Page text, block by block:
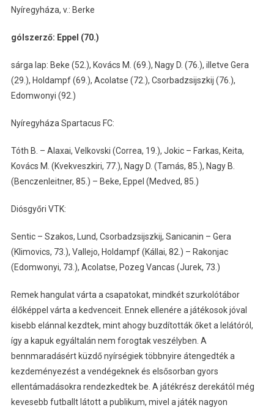
Nyíregyháza, v.: Berke
gólszerző: Eppel (70.)
sárga lap: Beke (52.), Kovács M. (69.), Nagy D. (76.), illetve Gera
(29.), Holdampf (69.), Acolatse (72.), Csorbadzsijszkij (76.),
Edomwonyi (92.)
Nyíregyháza Spartacus FC:
Tóth B. – Alaxai, Velkovski (Correa, 19.), Jokic – Farkas, Keita,
Kovács M. (Kvekveszkiri, 77.), Nagy D. (Tamás, 85.), Nagy B.
(Benczenleitner, 85.) – Beke, Eppel (Medved, 85.)
Diósgyőri VTK:
Sentic – Szakos, Lund, Csorbadzsijszkij, Sanicanin – Gera
(Klimovics, 73.), Vallejo, Holdampf (Kállai, 82.) – Rakonjac
(Edomwonyi, 73.), Acolatse, Pozeg Vancas (Jurek, 73.)
Remek hangulat várta a csapatokat, mindkét szurkolótábor
élőképpel várta a kedvenceit. Ennek ellenére a játékosok jóval
kisebb elánnal kezdtek, mint ahogy buzdították őket a lelátóról,
így a kapuk egyáltalán nem forogtak veszélyben. A
bennmaradásért küzdő nyírségiek többnyire átengedték a
kezdeményezést a vendégeknek és elsősorban gyors
ellentámadásokra rendezkedtek be. A játékrész derekától még
kevesebb futballt látott a publikum, mivel a játék nagyon